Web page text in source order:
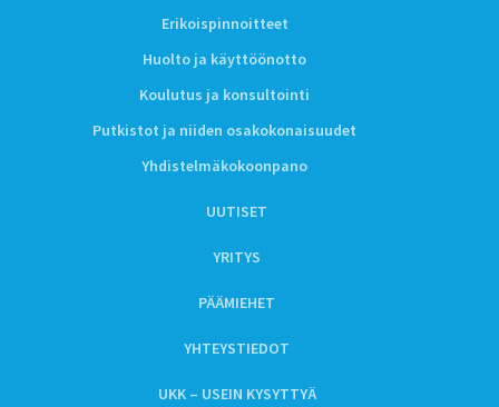
Erikoispinnoitteet
Huolto ja käyttöönotto
Koulutus ja konsultointi
Putkistot ja niiden osakokonaisuudet
Yhdistelmäkokoonpano
UUTISET
YRITYS
PÄÄMIEHET
YHTEYSTIEDOT
UKK – USEIN KYSYTTYÄ